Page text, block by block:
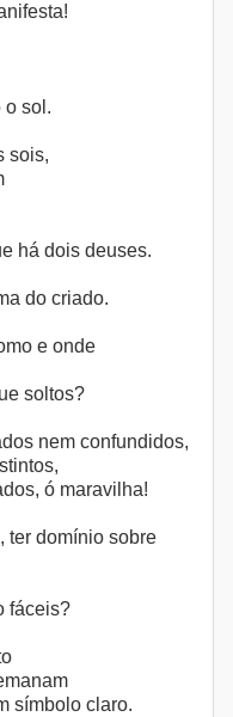
o sol.
sois,
há dois deuses.
do criado.
e onde
soltos?
nem confundidos,
ó maravilha!
ter domínio sobre
fáceis?
símbolo claro.